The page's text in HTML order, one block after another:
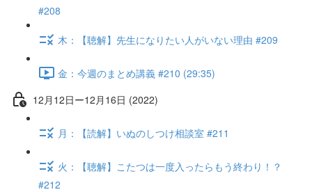
#208
木：【聴解】先生になりたい人がいない理由 #209
金：今週のまとめ講義 #210 (29:35)
12月12日ー12月16日 (2022)
月：【読解】いぬのしつけ相談室 #211
火：【聴解】こたつは一度入ったらもう終わり！？
#212